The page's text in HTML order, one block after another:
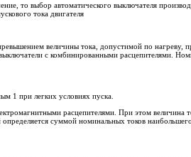
то выбор автоматического выключателя
тока двигателя
величины тока, допустимой по нагреву,
с комбинированными расцепителями.
1 при легких условиях пуска.
расцепителями. При этом величина
суммой номинальных токов